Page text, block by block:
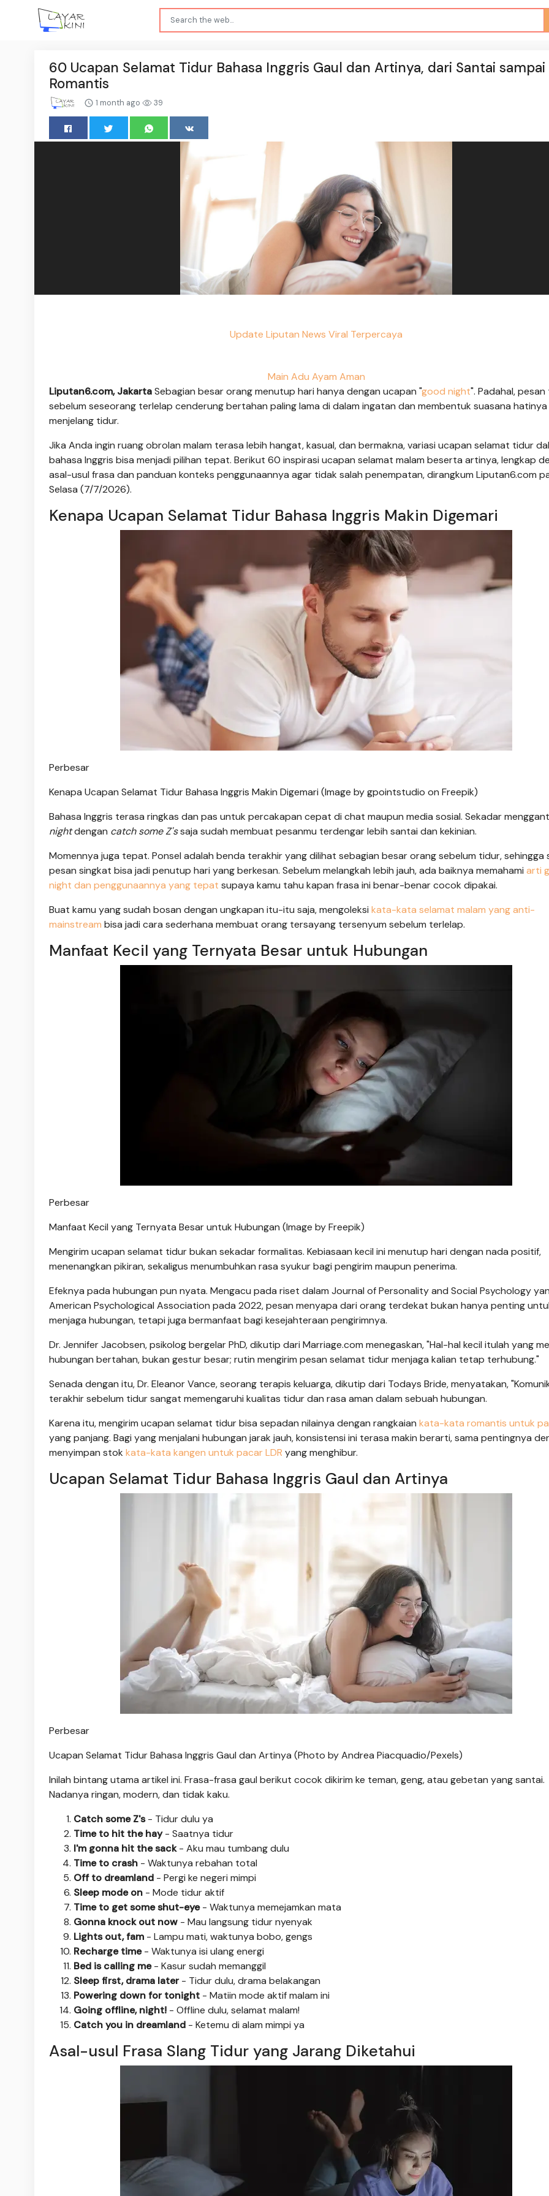
60 Ucapan Selamat Tidur Bahasa Inggris Gaul dan Artinya, dari Santai sampai
Romantis
1 month ago 39
Update Liputan News Viral Terpercaya
Main Adu Ayam Aman
Liputan6.com, JakartaSebagian besar orang menutup hari hanya dengan ucapan "good night". Padahal,
sebelum seseorang terlelap cenderung bertahan paling lama di dalam ingatan dan membentuk suasana hatinya
menjelang tidur.
Jika Anda ingin ruang obrolan malam terasa lebih hangat, kasual, dan bermakna, variasi ucapan selamat tidur
bahasa Inggris bisa menjadi pilihan tepat. Berikut 60 inspirasi ucapan selamat malam beserta artinya, lengkap
asal-usul frasa dan panduan konteks penggunaannya agar tidak salah penempatan, dirangkum Liputan6.com
Selasa (7/7/2026).
Kenapa Ucapan Selamat Tidur Bahasa Inggris Makin Digemari
Perbesar
Kenapa Ucapan Selamat Tidur Bahasa Inggris Makin Digemari (Image by gpointstudio on Freepik)
Bahasa Inggris terasa ringkas dan pas untuk percakapan cepat di chat maupun media sosial. Sekadar
nightdengan catch some Z'ssaja sudah membuat pesanmu terdengar lebih santai dan kekinian.
Momennya juga tepat. Ponsel adalah benda terakhir yang dilihat sebagian besar orang sebelum tidur, sehingga
pesan singkat bisa jadi penutup hari yang berkesan. Sebelum melangkah lebih jauh, ada baiknya memahami arti
night dan penggunaannya yang tepat supaya kamu tahu kapan frasa ini benar-benar cocok dipakai.
Buat kamu yang sudah bosan dengan ungkapan itu-itu saja, mengoleksi kata-kata selamat malam yang anti-
mainstream bisa jadi cara sederhana membuat orang tersayang tersenyum sebelum terlelap.
Manfaat Kecil yang Ternyata Besar untuk Hubungan
Perbesar
Manfaat Kecil yang Ternyata Besar untuk Hubungan (Image by Freepik)
Mengirim ucapan selamat tidur bukan sekadar formalitas. Kebiasaan kecil ini menutup hari dengan nada positif,
menenangkan pikiran, sekaligus menumbuhkan rasa syukur bagi pengirim maupun penerima.
Efeknya pada hubungan pun nyata. Mengacu pada riset dalam Journal of Personality and Social Psychology
American Psychological Association pada 2022, pesan menyapa dari orang terdekat bukan hanya penting
menjaga hubungan, tetapi juga bermanfaat bagi kesejahteraan pengirimnya.
Dr. Jennifer Jacobsen, psikolog bergelar PhD, dikutip dari Marriage.com menegaskan, "Hal-hal kecil itulah yang
hubungan bertahan, bukan gestur besar; rutin mengirim pesan selamat tidur menjaga kalian tetap terhubung."
Senada dengan itu, Dr. Eleanor Vance, seorang terapis keluarga, dikutip dari Todays Bride, menyatakan,
terakhir sebelum tidur sangat memengaruhi kualitas tidur dan rasa aman dalam sebuah hubungan.
Karena itu, mengirim ucapan selamat tidur bisa sepadan nilainya dengan rangkaian kata-kata romantis untuk
yang panjang. Bagi yang menjalani hubungan jarak jauh, konsistensi ini terasa makin berarti, sama pentingnya
menyimpan stok kata-kata kangen untuk pacar LDR yang menghibur.
Ucapan Selamat Tidur Bahasa Inggris Gaul dan Artinya
Perbesar
Ucapan Selamat Tidur Bahasa Inggris Gaul dan Artinya (Photo by Andrea Piacquadio/Pexels)
Inilah bintang utama artikel ini. Frasa-frasa gaul berikut cocok dikirim ke teman, geng, atau gebetan yang santai.
Nadanya ringan, modern, dan tidak kaku.
Catch some Z's- Tidur dulu ya
Time to hit the hay- Saatnya tidur
I'm gonna hit the sack- Aku mau tumbang dulu
Time to crash - Waktunya rebahan total
Off to dreamland - Pergi ke negeri mimpi
Sleep mode on - Mode tidur aktif
Time to get some shut-eye- Waktunya memejamkan mata
Gonna knock out now - Mau langsung tidur nyenyak
Lights out, fam - Lampu mati, waktunya bobo, gengs
Recharge time- Waktunya isi ulang energi
Bed is calling me- Kasur sudah memanggil
Sleep first, drama later- Tidur dulu, drama belakangan
Powering down for tonight - Matiin mode aktif malam ini
Going offline, night! - Offline dulu, selamat malam!
Catch you in dreamland - Ketemu di alam mimpi ya
Asal-usul Frasa Slang Tidur yang Jarang Diketahui